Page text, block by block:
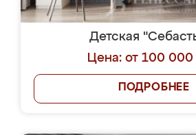
Детская
Цена: от 100 000
ПОДРОБНЕЕ